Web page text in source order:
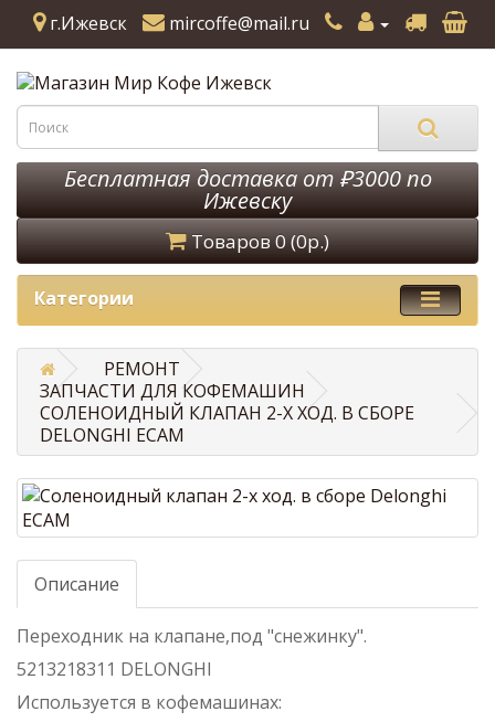
г.Ижевск mircoffe@mail.ru
Бесплатная доставка от ₽3000 по
Ижевску
Товаров 0 (0р.)
Категории
РЕМОНТ
ЗАПЧАСТИ ДЛЯ КОФЕМАШИН
СОЛЕНОИДНЫЙ КЛАПАН 2-Х ХОД. В СБОРЕ
DELONGHI ECAM
Описание
Переходник на клапане,под "снежинку".
5213218311 DELONGHI
Используется в кофемашинах: